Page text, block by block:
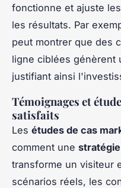
fonctionne et ajuste
les résultats. Par
peut montrer que des
ligne ciblées génèrent
justifiant ainsi
Témoignages et
satisfaits
Les études de cas
comment une
transforme un visiteur
scénarios réels, les